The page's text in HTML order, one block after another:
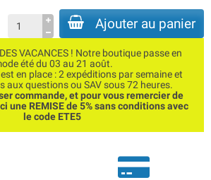
Ajouter au panier
VACANCES ! Notre boutique passe en
été du 03 au 21 août.
en place : 2 expéditions par semaine et
aux questions ou SAV sous 72 heures.
commande, et pour vous remercier de
une REMISE de 5% sans conditions avec
le code ETE5